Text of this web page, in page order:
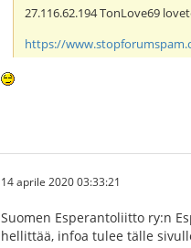
27.116.62.194 TonLove69
https://
14 aprile 2020 03:33:21
Suomen Esperantoliitto ry:n
hellittää, infoa tulee tälle